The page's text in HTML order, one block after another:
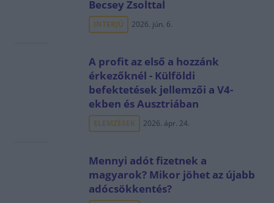
Becsey Zsolttal
INTERJÚ 2026. jún. 6.
A profit az első a hozzánk
érkezőknél - Külföldi
befektetések jellemzői a V4-
ekben és Ausztriában
ELEMZÉSEK 2026. ápr. 24.
Mennyi adót fizetnek a
magyarok? Mikor jöhet az újabb
adócsökkentés?